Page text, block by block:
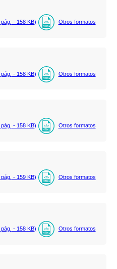
pág. - 158 KB) Otros formatos
pág. - 158 KB) Otros formatos
pág. - 158 KB) Otros formatos
pág. - 159 KB) Otros formatos
pág. - 158 KB) Otros formatos